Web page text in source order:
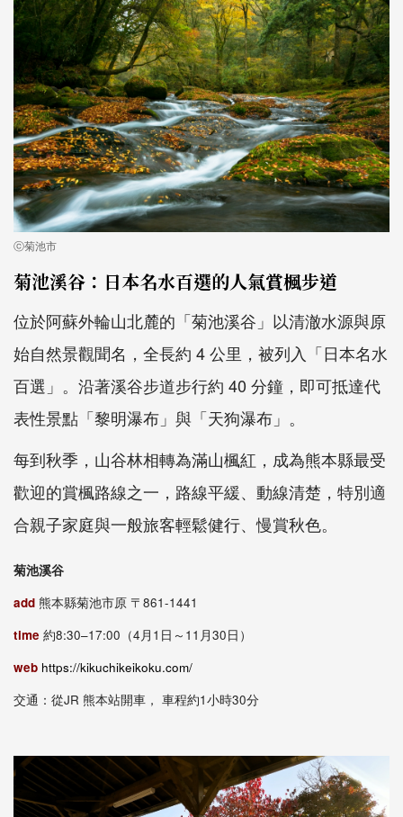
ⓒ菊池市
菊池溪谷：日本名水百選的人氣賞楓步道
位於阿蘇外輪山北麓的「菊池溪谷」以清澈水源與原
始自然景觀聞名，全長約 4 公里，被列入「日本名水
百選」。沿著溪谷步道步行約 40 分鐘，即可抵達代
表性景點「黎明瀑布」與「天狗瀑布」。
每到秋季，山谷林相轉為滿山楓紅，成為熊本縣最受
歡迎的賞楓路線之一，路線平緩、動線清楚，特別適
合親子家庭與一般旅客輕鬆健行、慢賞秋色。
菊池溪谷
add 熊本縣菊池市原 〒861-1441
time 約8:30–17:00（4月1日～11月30日）
web https://kikuchikeikoku.com/
交通：從JR 熊本站開車， 車程約1小時30分